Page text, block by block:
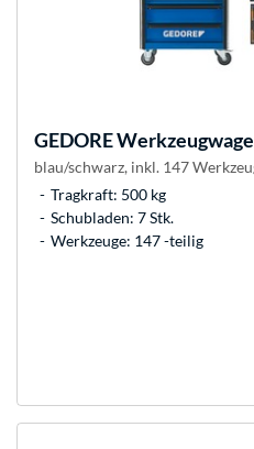
GEDORE
blau/schwarz, inkl. 147
Tragkraft: 500 kg
Schubladen: 7 Stk.
Werkzeuge: 147 -teilig